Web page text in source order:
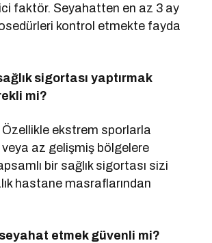
faktör. Seyahatten en az 3 ay
kontrol etmekte fayda
sigortası yaptırmak
mi?
ekstrem sporlarla
veya az gelişmiş bölgelere
bir sağlık sigortası sizi
hastane masraflarından
etmek güvenli mi?